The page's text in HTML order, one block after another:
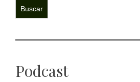
Buscar
Podcast